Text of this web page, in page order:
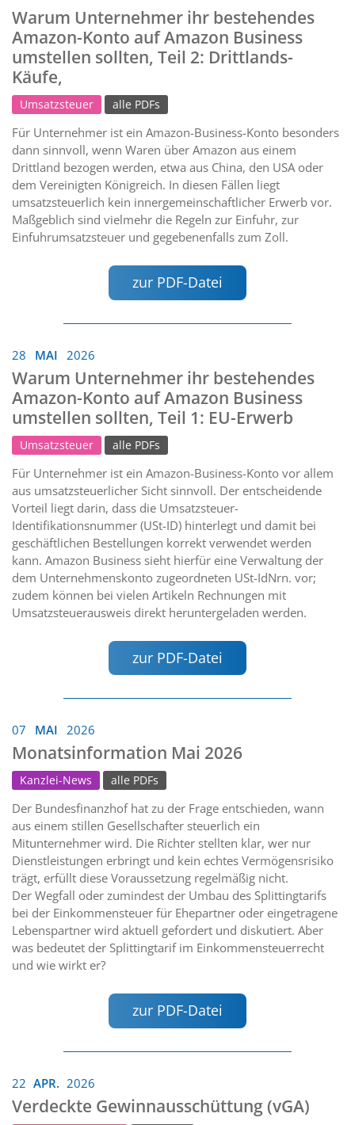
Warum Unternehmer ihr bestehendes
Amazon-Konto auf Amazon Business
umstellen sollten, Teil 2: Drittlands-
Käufe,
Umsatzsteuer alle PDFs
Für Unternehmer ist ein Amazon-Business-Konto besonders
dann sinnvoll, wenn Waren über Amazon aus einem
Drittland bezogen werden, etwa aus China, den USA oder
dem Vereinigten Königreich. In diesen Fällen liegt
umsatzsteuerlich kein innergemeinschaftlicher Erwerb vor.
Maßgeblich sind vielmehr die Regeln zur Einfuhr, zur
Einfuhrumsatzsteuer und gegebenenfalls zum Zoll.
zur PDF-Datei
28 MAI 2026
Warum Unternehmer ihr bestehendes
Amazon-Konto auf Amazon Business
umstellen sollten, Teil 1: EU-Erwerb
Umsatzsteuer alle PDFs
Für Unternehmer ist ein Amazon-Business-Konto vor allem
aus umsatzsteuerlicher Sicht sinnvoll. Der entscheidende
Vorteil liegt darin, dass die Umsatzsteuer-
Identifikationsnummer (USt-ID) hinterlegt und damit bei
geschäftlichen Bestellungen korrekt verwendet werden
kann. Amazon Business sieht hierfür eine Verwaltung der
dem Unternehmenskonto zugeordneten USt-IdNrn. vor;
zudem können bei vielen Artikeln Rechnungen mit
Umsatzsteuerausweis direkt heruntergeladen werden.
zur PDF-Datei
07 MAI 2026
Monatsinformation Mai 2026
Kanzlei-News alle PDFs
Der Bundesfinanzhof hat zu der Frage entschieden, wann
aus einem stillen Gesellschafter steuerlich ein
Mitunternehmer wird. Die Richter stellten klar, wer nur
Dienstleistungen erbringt und kein echtes Vermögensrisiko
trägt, erfüllt diese Voraussetzung regelmäßig nicht.
Der Wegfall oder zumindest der Umbau des Splittingtarifs
bei der Einkommensteuer für Ehepartner oder eingetragene
Lebenspartner wird aktuell gefordert und diskutiert. Aber
was bedeutet der Splittingtarif im Einkommensteuerrecht
und wie wirkt er?
zur PDF-Datei
22 APR. 2026
Verdeckte Gewinnausschüttung (vGA)